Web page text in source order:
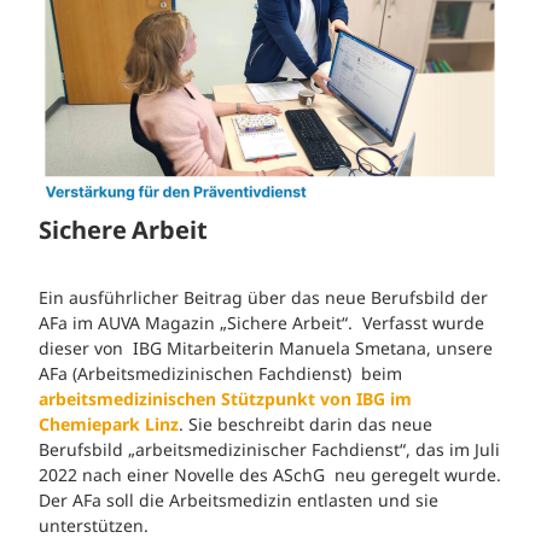
Sichere Arbeit
Ein ausführlicher Beitrag über das neue Berufsbild der
AFa im AUVA Magazin „Sichere Arbeit“. Verfasst wurde
dieser von IBG Mitarbeiterin Manuela Smetana, unsere
AFa (Arbeitsmedizinischen Fachdienst) beim
arbeitsmedizinischen Stützpunkt von IBG im
Chemiepark Linz. Sie beschreibt darin das neue
Berufsbild „arbeitsmedizinischer Fachdienst“, das im Juli
2022 nach einer Novelle des ASchG neu geregelt wurde.
Der AFa soll die Arbeitsmedizin entlasten und sie
unterstützen.